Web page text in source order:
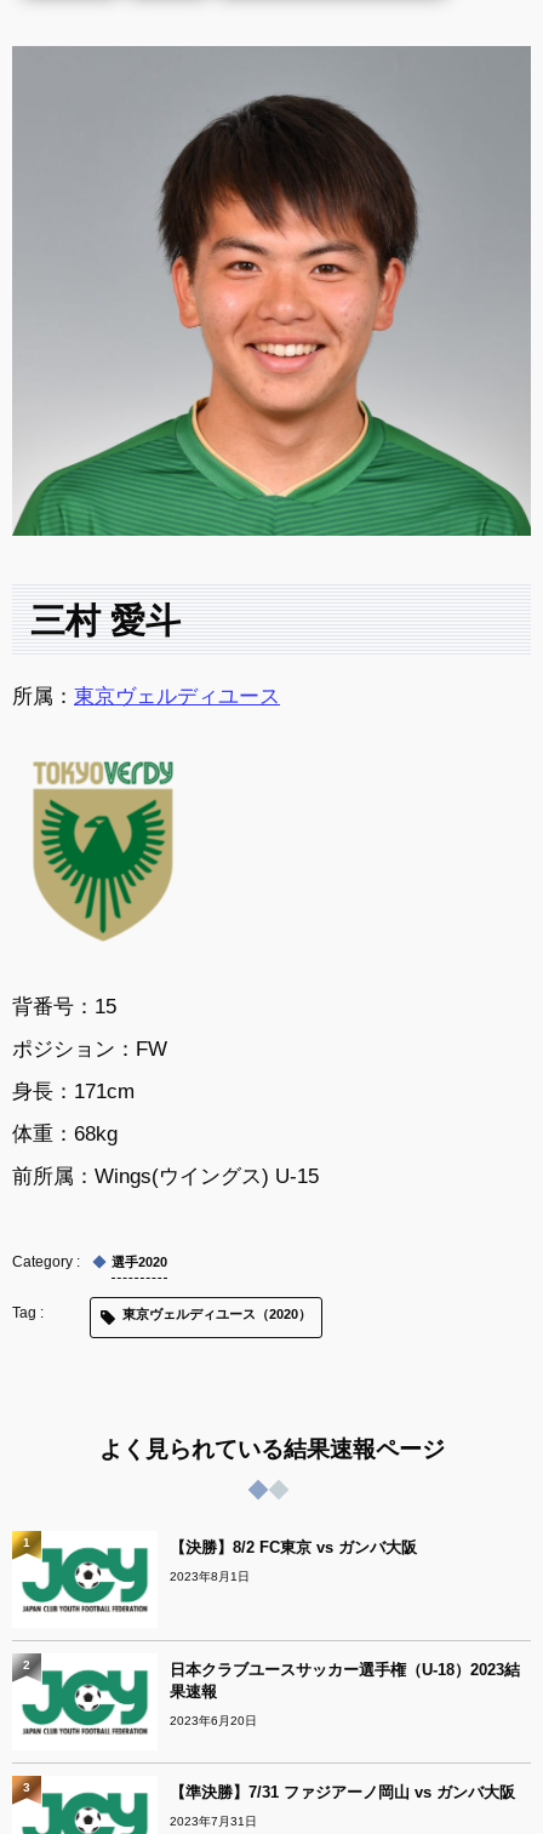
三村 愛斗
所属： 東京ヴェルディユース
背番号：15
ポジション： FW
身長： 171cm
体重： 68kg
前所属： Wings(ウイングス) U-15
選手2020
東京ヴェルディユース（2020）
よく見られている結果速報ページ
【決勝】8/2 FC東京 vs ガンバ大阪
2023年8月1日
1
日本クラブユースサッカー選手権（U-18）2023結
果速報
2023年6月20日
2
【準決勝】7/31 ファジアーノ岡山 vs ガンバ大阪
2023年7月31日
3